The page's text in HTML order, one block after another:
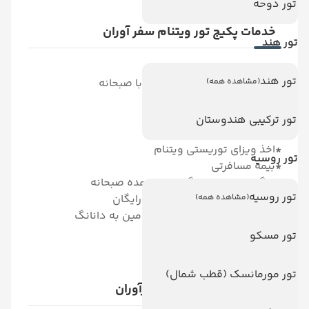
تور دوحه
تور هند
تور هند(مشاهده همه)
تور ترکیبی هندوستان
تور روسیه
تور روسیه(مشاهده همه)
تور مسکو
تور مورمانسک (قطب شمال)
خدمات پکیج تور ویتنام سفر آوران
*10 شب اقامت در هتل همراه با صبحانه
*ترانسفر بین شهری
*اخذ ویزای توریستی ویتنام
*بیمه مسافرتی
*7 وعده ناهار رایگان + 1 شام رایگان
پرواز داخلی در مسیر هوشی مین به دانانگ
تورهای ویتنام آژانس سفرآوران